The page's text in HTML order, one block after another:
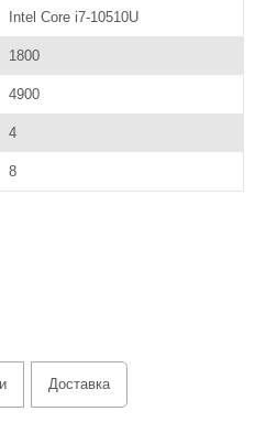
Intel Core i7-10510U
1800
4900
4
8
Доставка